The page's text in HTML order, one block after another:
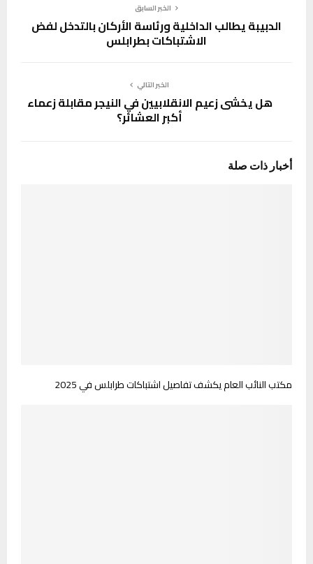
الخبر السابق
الدبيبة يطالب الداخلية ورئاسة الأركان بالتدخل لفض
الاشتباكات بطرابلس
الخبر التالي
هل يخشى زعيم الانقلابيين في النيجر مقابلة زعماء
أكبر العشائر؟
أخبار ذات صلة
مكتب النائب العام يكشف تفاصيل اشتباكات طرابلس في 2025